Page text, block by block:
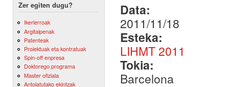
Zer egiten dugu?
Ikerlerroak
Argitalpenak
Patenteak
Proiektuak eta kontratuak
Spin-off enpresa
Doktorego programa
Master ofiziala
Antolatutako ekintzak
Data:
2011/11/18
Esteka:
LIHMT 2011
Tokia:
Barcelona